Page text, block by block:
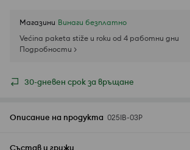
Магазини Винаги безплатно
Većina paketa stiže u roku od 4 работни дни
Подробности >
30-дневен срок за връщане
Описание на продукта 025IB-03P
Състав и грижи